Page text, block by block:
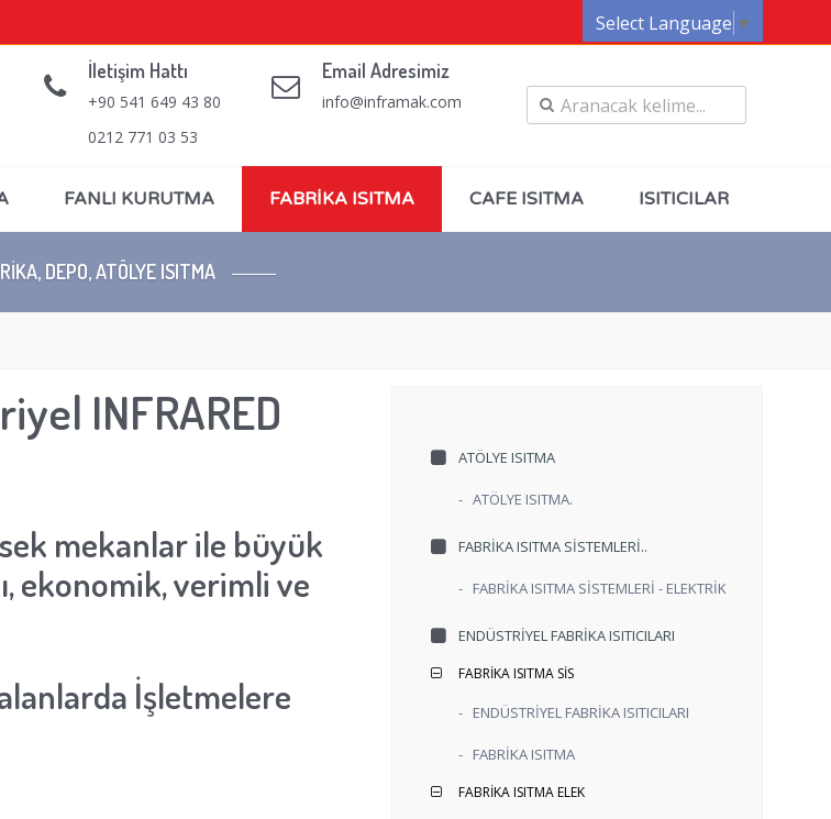
Select Language ▼
İletişim Hattı
+90 541 649 43 80
0212 771 03 53
Email Adresimiz
info@inframak.com
FANLI KURUTMA FABRİKA ISITMA CAFE ISITMA ISITICILAR
DEPO, ATÖLYE ISITMA
INFRARED
mekanlar ile büyük
ekonomik, verimli ve
İşletmelere
ATÖLYE ISITMA
- ATÖLYE ISITMA.
FABRİKA ISITMA SİSTEMLERİ..
- FABRİKA ISITMA SİSTEMLERİ - ELEKTRİK
ENDÜSTRİYEL FABRİKA ISITICILARI
FABRİKA ISITMA SİS
- ENDÜSTRİYEL FABRİKA ISITICILARI
- FABRİKA ISITMA
FABRİKA ISITMA ELEK